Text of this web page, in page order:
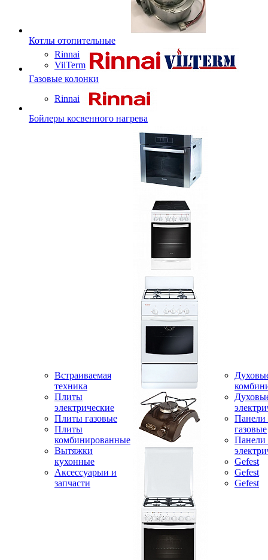
Котлы отопительные
Rinnai
VilTerm
Газовые колонки
Rinnai
Бойлеры косвенного нагрева
Встраиваемая
техника
Плиты
электрические
Плиты газовые
Плиты
комбинированные
Вытяжки
кухонные
Аксессуарыи и
запчасти
Панели
газовые
Панели
Gefest
Gefest
Gefest